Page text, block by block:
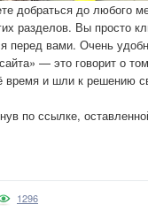
добраться до любого
разделов. Вы просто
перед вами. Очень
— это говорит о
время и шли к решению
по ссылке,
1296